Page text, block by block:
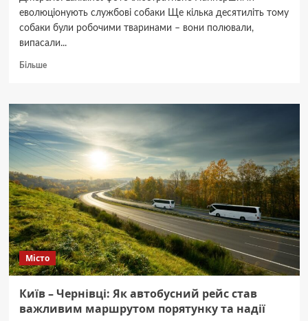
еволюціонують службові собаки Ще кілька десятиліть тому
собаки були робочими тваринами – вони полювали,
випасали...
БільшеДокладніше
друг:
вчені
з’ясували,
що
собаки
вступають
в
новий
етап
еволюції
Місто
Київ – Чернівці: Як автобусний рейс став
важливим маршрутом порятунку та надії